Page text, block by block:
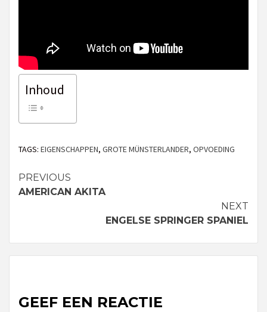
Inhoud
TAGS: EIGENSCHAPPEN, GROTE MÜNSTERLANDER, OPVOEDING
Continue
PREVIOUS
AMERICAN AKITA
NEXT
ENGELSE SPRINGER SPANIEL
GEEF EEN REACTIE